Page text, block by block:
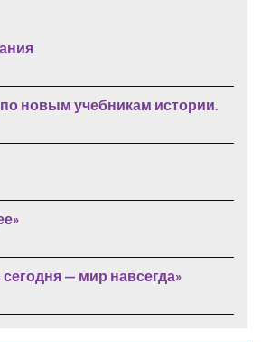
новым учебникам истории.
— мир навсегда»